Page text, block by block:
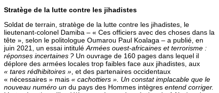
Stratège de la lutte contre les jihadistes
Soldat de terrain, stratège de la lutte contre les jihadistes, le
lieutenant-colonel Damiba – « Ces officiers avec des choses dans la
tête », selon le politologue Oumarou Paul Koalaga – a publié, en
juin 2021, un essai intituléArmées ouest-africaines et terrorisme :
réponses incertaines ? Un ouvrage de 160 pages dans lequel il
déplore des armées locales trop faibles face aux jihadistes, aux
« tares rédhibitoires », et des partenaires occidentaux
« nécessaires » mais « cachottiers ». Un constat implacable que le
nouveau numéro un du pays des Hommes intègres entend corriger.